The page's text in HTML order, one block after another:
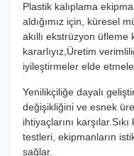
Plastik kalıplama
aldığımız için, küresel
akıllı ekstrüzyon
kararlıyız,Üretim
iyileştirmeler elde
Yenilikçiliğe dayalı
değişikliğini ve esnek
ihtiyaçlarını
testleri, ekipmanların
sağlar.